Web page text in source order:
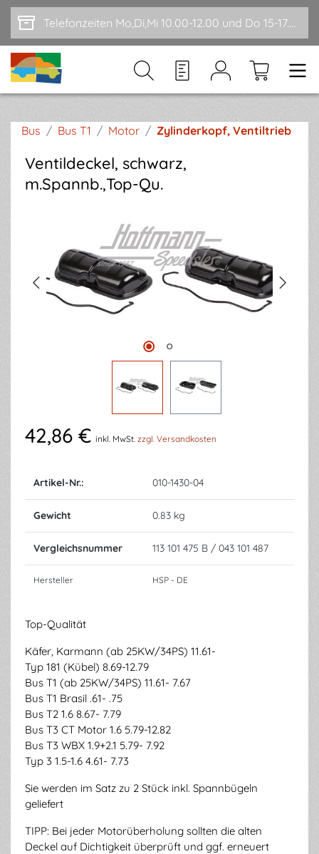
Zum Hauptinhalt springen Telefonzeiten Mo,Di,Mi 10.00-12.00 und Do 15-17.00
Bus / Bus T1 / Motor / Zylinderkopf, Ventiltrieb
Ventildeckel, schwarz,
m.Spannb.,Top-Qu.
42,86 € inkl. MwSt. zzgl. Versandkosten
Artikel-Nr.: 010-1430-04
Gewicht 0.83 kg
Vergleichsnummer 113 101 475 B / 043 101 487
Hersteller HSP - DE
Top-Qualität
Käfer, Karmann (ab 25KW/34PS) 11.61-
Typ 181 (Kübel) 8.69-12.79
Bus T1 (ab 25KW/34PS) 11.61- 7.67
Bus T1 Brasil .61- .75
Bus T2 1.6 8.67- 7.79
Bus T3 CT Motor 1.6 5.79-12.82
Bus T3 WBX 1.9+2.1 5.79- 7.92
Typ 3 1.5-1.6 4.61- 7.73
Sie werden im Satz zu 2 Stück inkl. Spannbügeln
geliefert
TIPP: Bei jeder Motorüberholung sollten die alten
Deckel auf Dichtigkeit überprüft und ggf. erneuert